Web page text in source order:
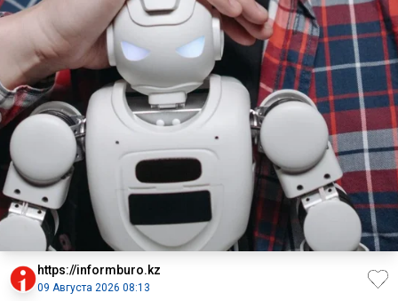
https://informburo.kz
09 Августа 2026 08:13